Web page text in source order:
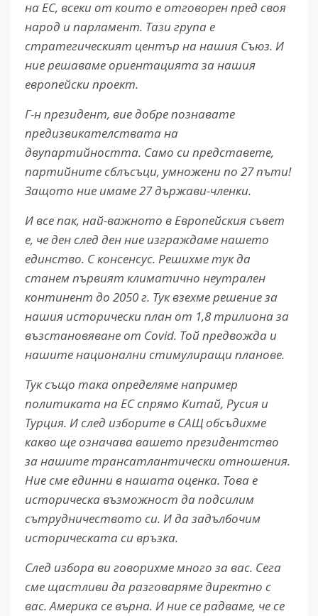
на ЕС, всеки от които е отговорен пред своя
народ и парламент. Тази група е
стратегическият център на нашия Съюз. И
ние решаваме ориентацията за нашия
европейски проект.
Г-н президент, вие добре познавате
предизвикателствата на
двупартийността. Само си представете,
партийните сблъсъци, умножени по 27 пъти!
Защото ние имаме 27 държави-членки.
И все пак, най-важното в Европейския съвет
е, че ден след ден ние изграждаме нашето
единство. С консенсус. Решихме тук да
станем първият климатично неутрален
континент до 2050 г. Тук взехме решение за
нашия исторически план от 1,8 трилиона за
възстановяване от Covid. Той предвожда и
нашите национални стимулиращи планове.
Тук също така определяме например
политиката на ЕС спрямо Китай, Русия и
Турция. И след изборите в САЩ обсъдихме
какво ще означава вашето президентство
за нашите трансатлантически отношения.
Ние сме единни в нашата оценка. Това е
историческа възможност да подсилим
сътрудничеството си. И да задълбочим
историческата си връзка.
След избора ви говорихме много за вас. Сега
сме щастливи да разговаряме директно с
вас. Америка се върна. И ние се радваме, че се